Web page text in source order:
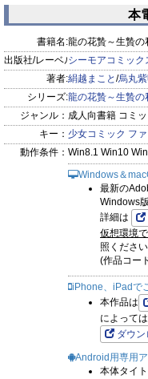
本
書籍名:龍の花贄～生贄の
出版社/レーベル:シーモアコミック
著者:絹越まこと /烏丸紫
シリーズ:龍の花贄～生贄の
ジャンル： 成人向書籍 コミッ
キー： 少女コミック フ
動作条件： Win8.1 Win10
Windows＆
最新の
Windows
詳細は
仮想環境
照ください
(作品コー
iPhone、iPadで
本作品は
によって
ダウ
Android用専用
本体タイ